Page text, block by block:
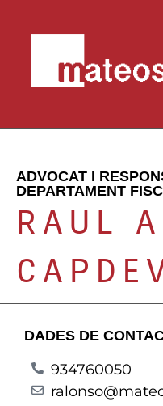
ADVOCAT I
DEPARTAMENT
RAUL
DADES DE
934760050